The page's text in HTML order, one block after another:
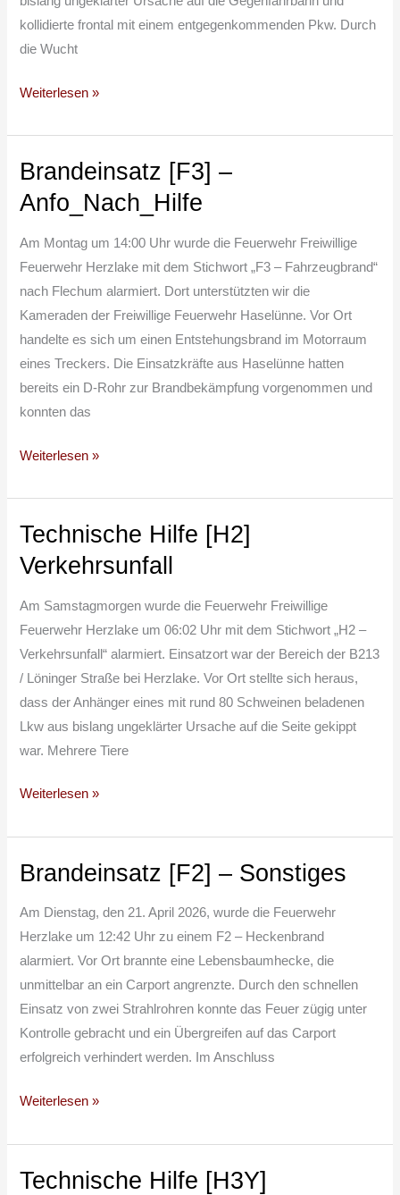
kollidierte frontal mit einem entgegenkommenden Pkw. Durch
die Wucht
Weiterlesen »
Brandeinsatz [F3] –
Anfo_Nach_Hilfe
Am Montag um 14:00 Uhr wurde die Feuerwehr Freiwillige
Feuerwehr Herzlake mit dem Stichwort „F3 – Fahrzeugbrand“
nach Flechum alarmiert. Dort unterstützten wir die
Kameraden der Freiwillige Feuerwehr Haselünne. Vor Ort
handelte es sich um einen Entstehungsbrand im Motorraum
eines Treckers. Die Einsatzkräfte aus Haselünne hatten
bereits ein D-Rohr zur Brandbekämpfung vorgenommen und
konnten das
Brandeinsatz
–
Anfo_Nach_Hilfe
Weiterlesen »
Technische Hilfe [H2]
Verkehrsunfall
Am Samstagmorgen wurde die Feuerwehr Freiwillige
Feuerwehr Herzlake um 06:02 Uhr mit dem Stichwort „H2 –
Verkehrsunfall“ alarmiert. Einsatzort war der Bereich der B213
/ Löninger Straße bei Herzlake. Vor Ort stellte sich heraus,
dass der Anhänger eines mit rund 80 Schweinen beladenen
Lkw aus bislang ungeklärter Ursache auf die Seite gekippt
war. Mehrere Tiere
Technische
[H2]
Verkehrsunfall
Weiterlesen »
Brandeinsatz [F2] – Sonstiges
Am Dienstag, den 21. April 2026, wurde die Feuerwehr
Herzlake um 12:42 Uhr zu einem F2 – Heckenbrand
alarmiert. Vor Ort brannte eine Lebensbaumhecke, die
unmittelbar an ein Carport angrenzte. Durch den schnellen
Einsatz von zwei Strahlrohren konnte das Feuer zügig unter
Kontrolle gebracht und ein Übergreifen auf das Carport
erfolgreich verhindert werden. Im Anschluss
Brandeinsatz
–
Sonstiges
Weiterlesen »
Technische Hilfe [H3Y]
Technische